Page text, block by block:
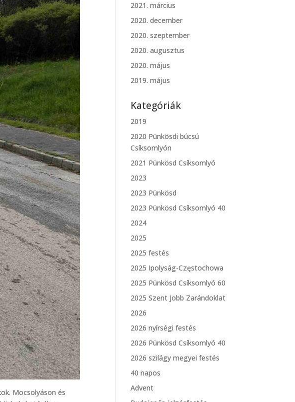
Mocsolyáson és
2021. március
2020. december
2020. szeptember
2020. augusztus
2020. május
2019. május
Kategóriák
2019
2020 Pünkösdi búcsú
Csíksomlyón
2021 Pünkösd Csíksomlyó
2023
2023 Pünkösd
2023 Pünkösd Csíksomlyó 40
2024
2025
2025 festés
2025 Ipolyság-Częstochowa
2025 Pünkösd Csíksomlyó 60
2025 Szent Jobb Zarándoklat
2026
2026 nyírségi festés
2026 Pünkösd Csíksomlyó 40
2026 szilágy megyei festés
40 napos
Advent